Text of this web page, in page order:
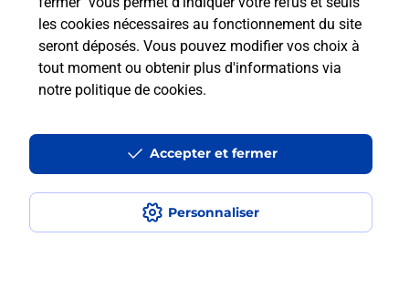
les cookies nécessaires au fonctionnement du site
seront déposés. Vous pouvez modifier vos choix à
tout moment ou obtenir plus d'informations via
notre politique de cookies.
Personnaliser
Accepter et fermer
Localiser Liste Boîtes aux lettres Drôme Marignac En Diois
Accessibilité : partiellement conforme
Conditions contractuelles
Mentions légales